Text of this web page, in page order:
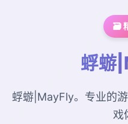
🗃️
蜉蝣
蜉蝣|MayFly。专业的
戏